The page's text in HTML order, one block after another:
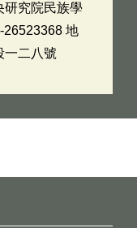
研究院民族學
26523368 地
一二八號